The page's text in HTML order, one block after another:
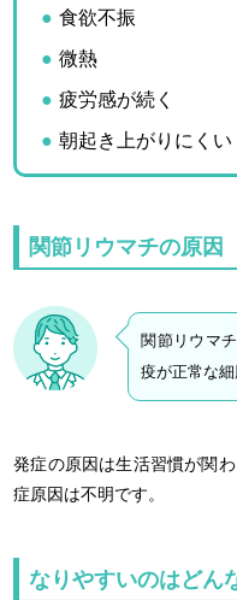
食欲不振
微熱
疲労感が続く
朝起き上がりにくい
関節リウマチの原因
関節リウマ
疫が正常な細
発症の原因は生活習慣が関
症原因は不明です。
なりやすいのはどん